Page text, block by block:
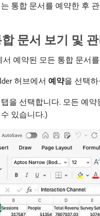
통합 문서를 예약한 후
문서 보기 및
서 예약된 모든 통합 문서
허브에서 예약을 선택
탭을 선택합니다. 모든 예
있습니다.)